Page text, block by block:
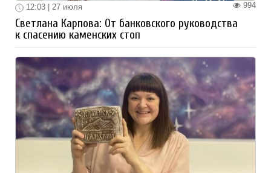
994
12:03 | 27 июля
Светлана Карпова: От банковского руководства
к спасению каменских стоп